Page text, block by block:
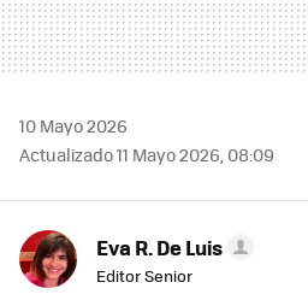
10 Mayo 2026
Actualizado 11 Mayo 2026, 08:09
Eva R. De Luis
Editor Senior